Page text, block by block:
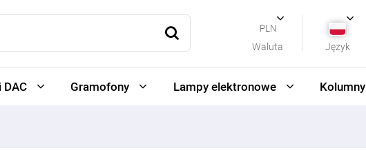
Waluta
PLN
Język
Gramofony Lampy elektronowe Kolumny